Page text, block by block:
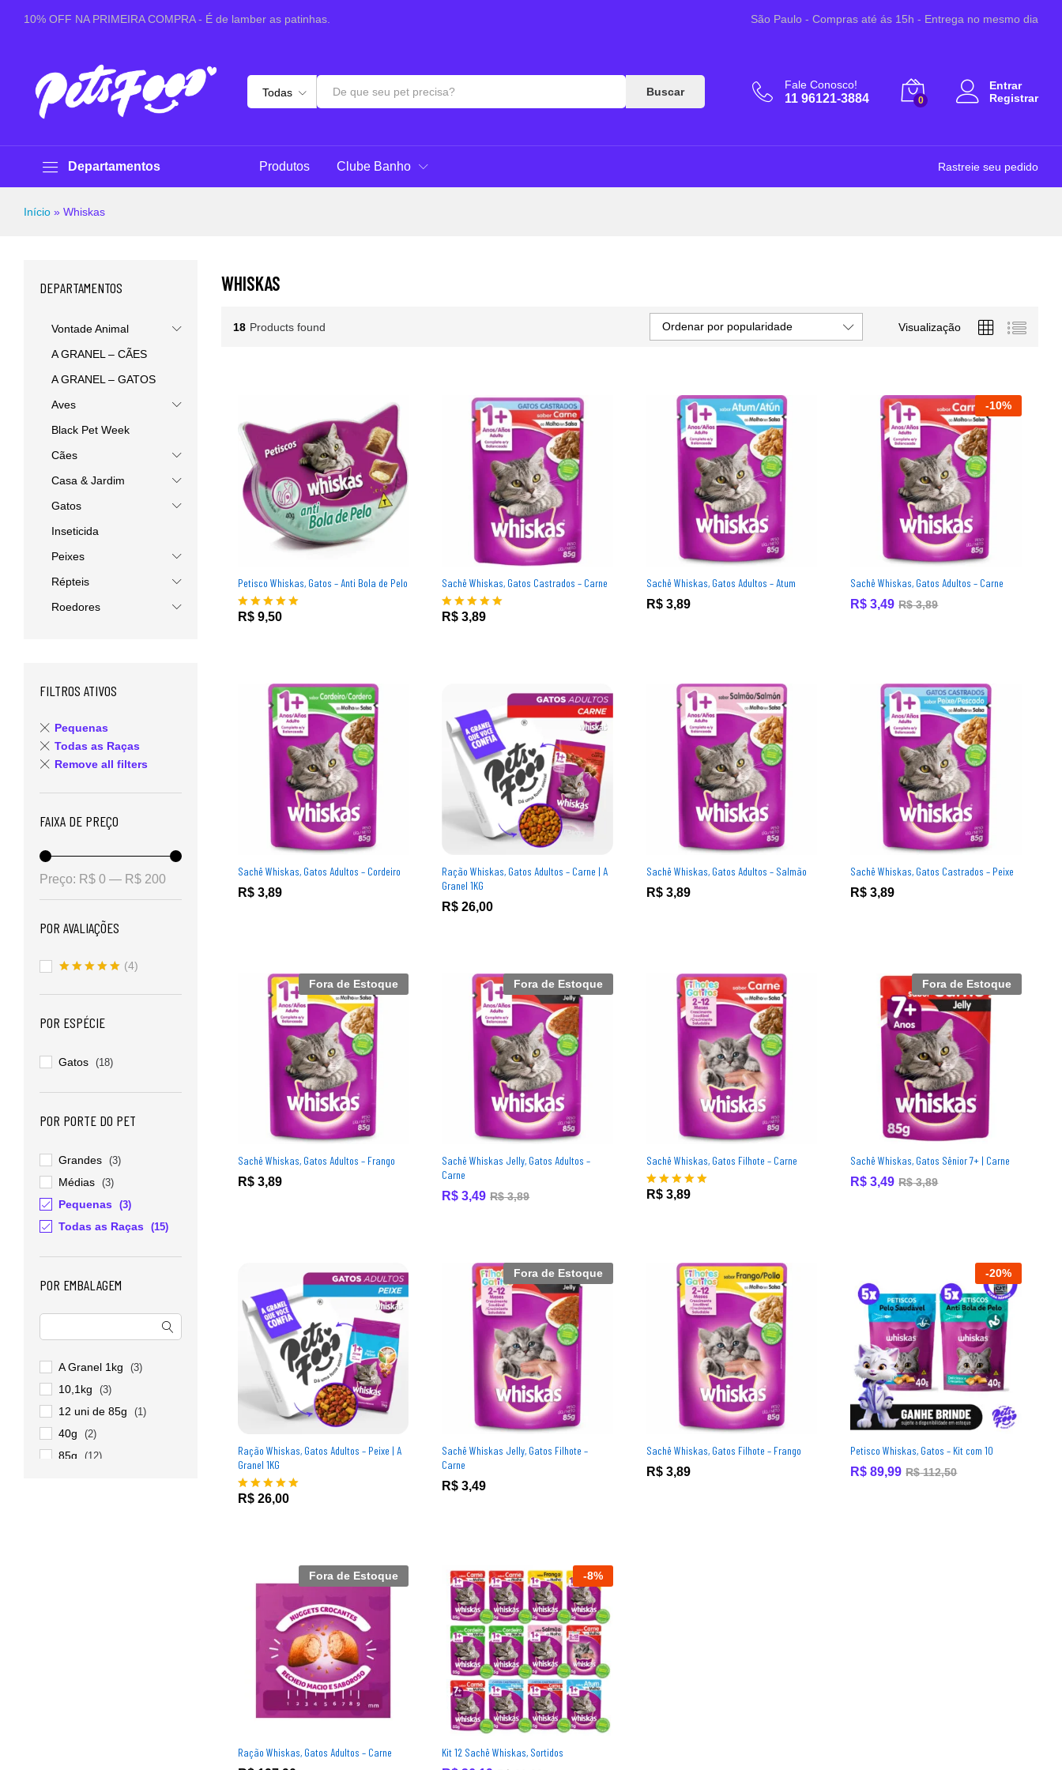
10% OFF NA PRIMEIRA COMPRA - É de lamber as patinhas. São Paulo - Compras até ás 15h - Entrega no mesmo dia
Todas Buscar
Fale Conosco!
11 96121-3884 0
Entrar
Registrar
Departamentos Produtos Clube Banho Rastreie seu pedido
Início » Whiskas
WHISKAS
18 Products found Visualização
Ordenar por popularidade
Petisco Whiskas, Gatos – Anti Bola de Pelo
Avaliação
R$9,50
R$9,50
Sachê Whiskas, Gatos Castrados – Carne
Avaliação
R$ 3,89
R$3,89
Sachê Whiskas, Gatos Adultos – Atum
R$3,89
R$3,89
-10%
Sachê Whiskas, Gatos Adultos – Carne
R$ 3,49 R$3,89
R$ 3,49 R$3,89
Sachê Whiskas, Gatos Adultos – Cordeiro
R$3,89
R$3,89
Ração Whiskas, Gatos Adultos – Carne | A
Granel 1KG
R$ 26,00
R$ 26,00
Sachê Whiskas, Gatos Adultos – Salmão
R$3,89
R$3,89
Sachê Whiskas, Gatos Castrados – Peixe
R$ 3,89
R$ 3,89
Fora de Estoque
Sachê Whiskas, Gatos Adultos – Frango
R$3,89
R$3,89
Fora de Estoque
Sachê Whiskas Jelly, Gatos Adultos –
Carne
R$ 3,49 R$3,89
R$ 3,49 R$3,89
Sachê Whiskas, Gatos Filhote – Carne
Avaliação
R$3,89
R$3,89
Fora de Estoque
Sachê Whiskas, Gatos Sênior 7+ | Carne
R$ 3,49 R$3,89
R$ 3,49 R$3,89
Ração Whiskas, Gatos Adultos – Peixe | A
Granel 1KG
Avaliação
R$26,00
R$26,00
Fora de Estoque
Sachê Whiskas Jelly, Gatos Filhote –
Carne
R$ 3,49
R$ 3,49
Sachê Whiskas, Gatos Filhote – Frango
R$3,89
R$3,89
-20%
Petisco Whiskas, Gatos – Kit com 10
R$ 89,99 R$112,50
R$ 89,99 R$112,50
Fora de Estoque
Ração Whiskas, Gatos Adultos – Carne
-8%
Kit 12 Sachê Whiskas, Sortidos
DEPARTAMENTOS
Vontade Animal
A GRANEL – CÃES
A GRANEL – GATOS
Aves
Black Pet Week
Cães
Casa & Jardim
Gatos
Inseticida
Peixes
Répteis
Roedores
FILTROS ATIVOS
Pequenas
Todas as Raças
Remove all filters
FAIXA DE PREÇO
Preço: R$ 0 — R$ 200
POR AVALIAÇÕES
de 5
(4)
POR ESPÉCIE
Gatos (18)
POR PORTE DO PET
Grandes (3)
Médias (3)
Pequenas (3)
Todas as Raças (15)
POR EMBALAGEM
A Granel 1kg (3)
10,1kg (3)
12 uni de 85g (1)
40g (2)
85g (12)